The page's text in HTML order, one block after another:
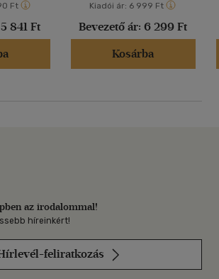
Ft
5 841 Ft
Kiadói ár: 6 999 Ft
Bevezető ár: 6 299 Ft
Kosárba
az irodalommal!
híreinkért!
feliratkozás